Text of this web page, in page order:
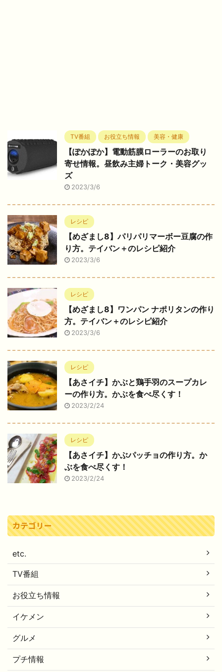
TV番組 お役立ち情報 美容・健康
【ぽかぽか】電動筋膜ローラーのお取り
寄せ情報。昼飲み主婦トーク・美容グッ
ズ
2023/3/6
レシピ
【めざまし8】パリパリマーボー豆腐の作
り方。テイバン＋のレシピ紹介
2023/3/6
レシピ
【めざまし8】ワンパン ナポリタンの作り
方。テイバン＋のレシピ紹介
2023/3/6
レシピ
【あさイチ】かぶと鶏手羽のスープカレ
ーの作り方。かぶを食べ尽くす！
2023/2/24
レシピ
【あさイチ】かぶパッチョの作り方。か
ぶを食べ尽くす！
2023/2/24
カテゴリー
etc.
TV番組
お役立ち情報
イケメン
グルメ
プチ情報